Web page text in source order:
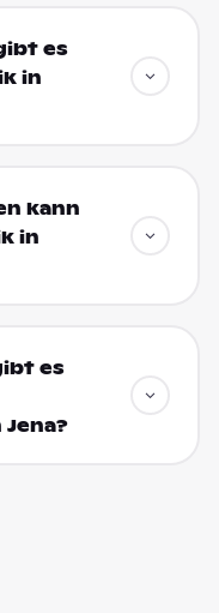
es
in
kann
in
es